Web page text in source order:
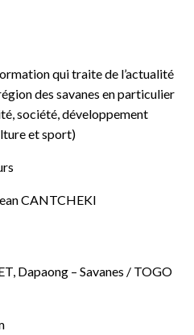
qui traite de l’actualité
des savanes en particulier
société, développement
et sport)
CANTCHEKI
Dapaong – Savanes / TOGO